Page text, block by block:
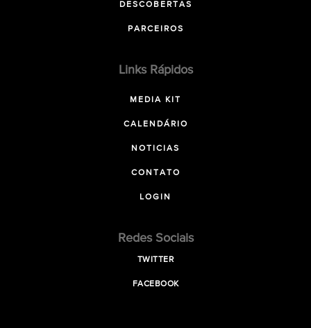
DESCOBERTAS
PARCEIROS
Links Rápidos
MEDIA KIT
CALENDÁRIO
NOTICIAS
CONTATO
LOGIN
Redes Sociais
TWITTER
FACEBOOK